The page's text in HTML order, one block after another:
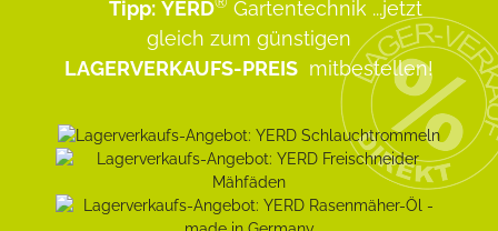
Tipp: YERD Gartentechnik ...jetzt
gleich zum günstigen
LAGERVERKAUFS-PREIS mitbestellen!